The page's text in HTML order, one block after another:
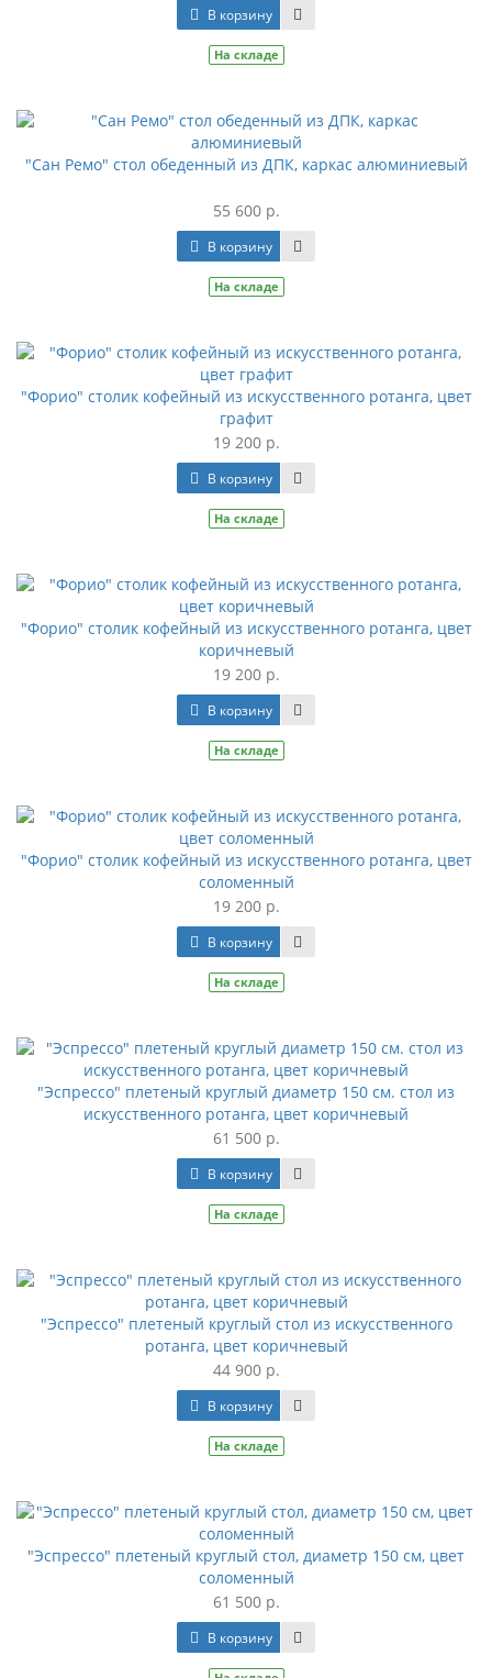
В корзину
На складе
"Сан Ремо" стол обеденный из ДПК, каркас алюминиевый
55 600 р.
В корзину
На складе
"Форио" столик кофейный из искусственного ротанга, цвет
графит
19 200 р.
В корзину
На складе
"Форио" столик кофейный из искусственного ротанга, цвет
коричневый
19 200 р.
В корзину
На складе
"Форио" столик кофейный из искусственного ротанга, цвет
соломенный
19 200 р.
В корзину
На складе
"Эспрессо" плетеный круглый диаметр 150 см. стол из
искусственного ротанга, цвет коричневый
61 500 р.
В корзину
На складе
"Эспрессо" плетеный круглый стол из искусственного
ротанга, цвет коричневый
44 900 р.
В корзину
На складе
"Эспрессо" плетеный круглый стол, диаметр 150 см, цвет
соломенный
61 500 р.
В корзину